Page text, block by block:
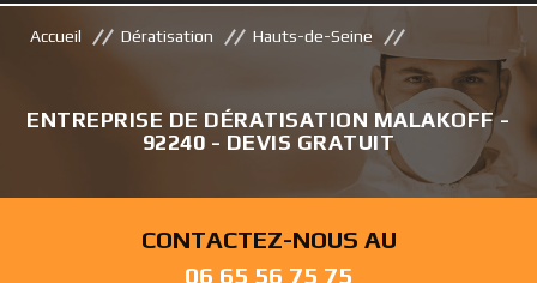
Accueil Dératisation Hauts-de-Seine
ENTREPRISE DE DÉRATISATION MALAKOFF -
92240 - DEVIS GRATUIT
CONTACTEZ-NOUS AU
06 65 56 75 75